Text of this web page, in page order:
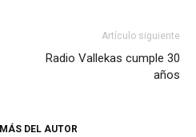
Artículo siguiente
Radio Vallekas cumple 30
años
MÁS DEL AUTOR